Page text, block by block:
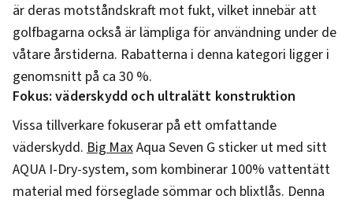
är deras motståndskraft mot fukt, vilket innebär att
golfbagarna också är lämpliga för användning under de
våtare årstiderna. Rabatterna i denna kategori ligger i
genomsnitt på ca 30 %.
Fokus: väderskydd och ultralätt konstruktion
Vissa tillverkare fokuserar på ett omfattande
väderskydd. Big MaxAqua Seven G sticker ut med sitt
AQUA I-Dry-system, som kombinerar 100% vattentätt
material med förseglade sömmar och blixtlås. Denna